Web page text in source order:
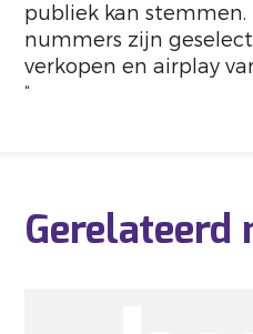
publiek kan
nummers zijn
verkopen en airplay
“
Gerelateerd